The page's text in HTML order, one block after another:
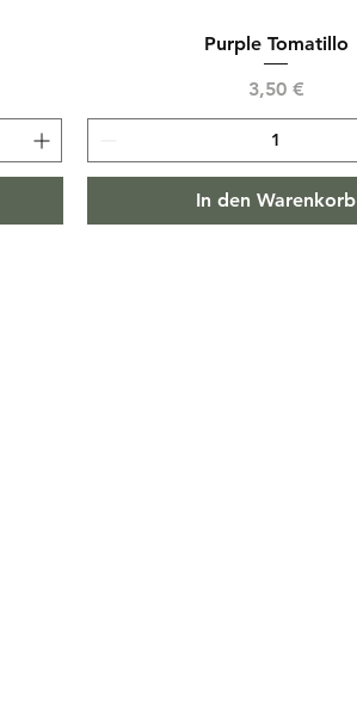
Purple Tomatillo
Preis
3,50 €
In den Warenkorb